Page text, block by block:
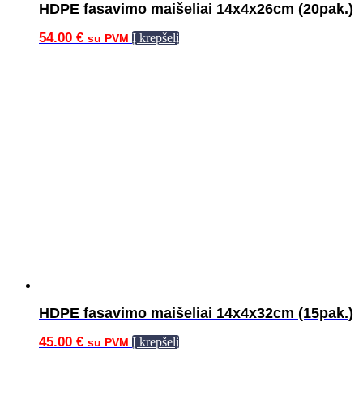
HDPE fasavimo maišeliai 14x4x26cm (20pak.)
54.00 € su PVM Į krepšelį
HDPE fasavimo maišeliai 14x4x32cm (15pak.)
45.00 € su PVM Į krepšelį